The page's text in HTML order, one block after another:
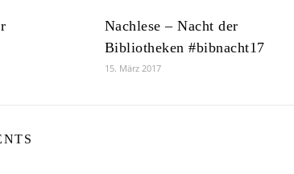
Nachlese – Nacht der
Bibliotheken #bibnacht17
15. März 2017